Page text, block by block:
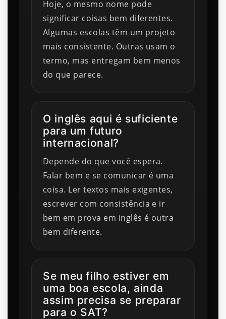
Hoje, o mesmo nome pode
significar coisas bem diferentes.
Algumas escolas têm um projeto
mais consistente. Outras usam o
termo, mas entregam bem menos
do que parece.
O inglês aqui é suficiente
para um futuro
internacional?
Depende do que você espera.
Falar bem e se comunicar é uma
coisa. Ler textos mais exigentes,
escrever com consistência e ir
bem em prova em inglês é outra
bem diferente.
Se meu filho estiver em
uma boa escola, ainda
assim precisa se preparar
para o SAT?